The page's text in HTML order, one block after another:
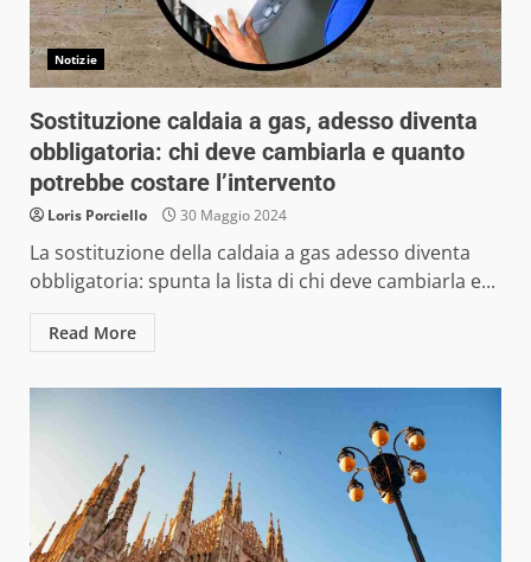
Notizie
Sostituzione caldaia a gas, adesso diventa
obbligatoria: chi deve cambiarla e quanto
potrebbe costare l’intervento
Loris Porciello 30 Maggio 2024
La sostituzione della caldaia a gas adesso diventa
obbligatoria: spunta la lista di chi deve cambiarla e...
Read More